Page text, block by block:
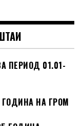
ПЕРИОД 01.01-
НА ГРОМ
ГОДИНА